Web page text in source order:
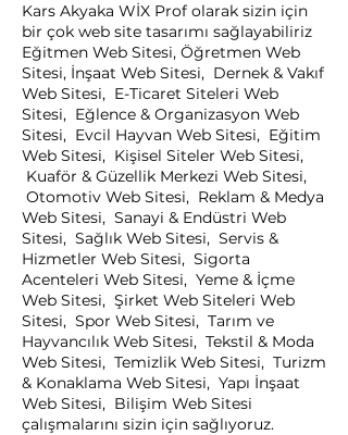
Kars Akyaka WİX Prof olarak sizin için
bir çok web site tasarımı sağlayabiliriz
Eğitmen Web Sitesi, Öğretmen Web
Sitesi, İnşaat Web Sitesi, Dernek & Vakıf
Web Sitesi, E-Ticaret Siteleri Web
Sitesi, Eğlence & Organizasyon Web
Sitesi, Evcil Hayvan Web Sitesi, Eğitim
Web Sitesi, Kişisel Siteler Web Sitesi,
Kuaför & Güzellik Merkezi Web Sitesi,
Otomotiv Web Sitesi, Reklam & Medya
Web Sitesi, Sanayi & Endüstri Web
Sitesi, Sağlık Web Sitesi, Servis &
Hizmetler Web Sitesi, Sigorta
Acenteleri Web Sitesi, Yeme & İçme
Web Sitesi, Şirket Web Siteleri Web
Sitesi, Spor Web Sitesi, Tarım ve
Hayvancılık Web Sitesi, Tekstil & Moda
Web Sitesi, Temizlik Web Sitesi, Turizm
& Konaklama Web Sitesi, Yapı İnşaat
Web Sitesi, Bilişim Web Sitesi
çalışmalarını sizin için sağlıyoruz.